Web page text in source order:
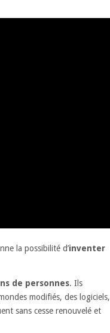
la possibilité d’inventer
de personnes. Ils
modifiés, des logiciels,
sans cesse renouvelé et